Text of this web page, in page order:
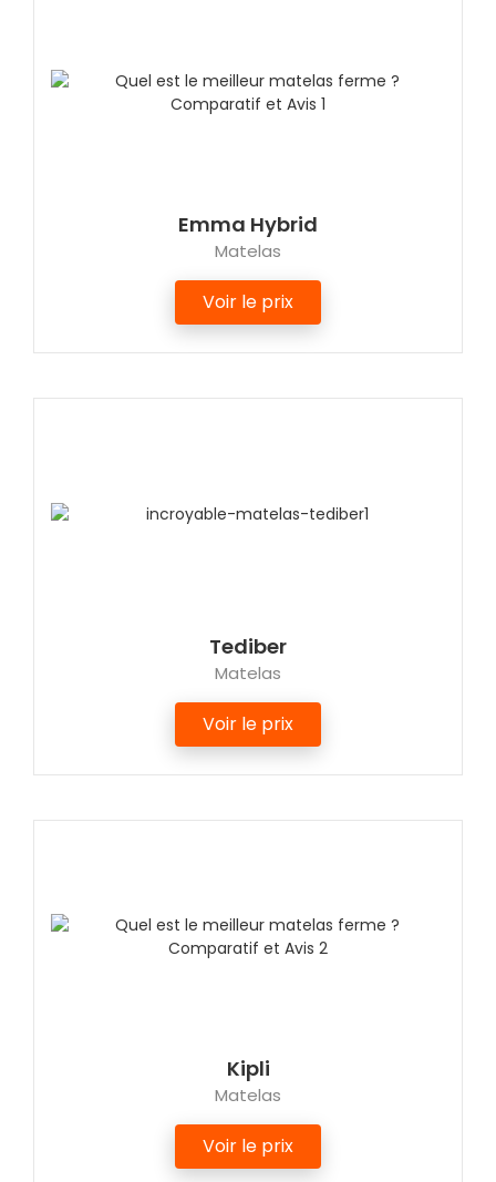
Emma Hybrid
Matelas
Voir le prix
Tediber
Matelas
Voir le prix
Kipli
Matelas
Voir le prix